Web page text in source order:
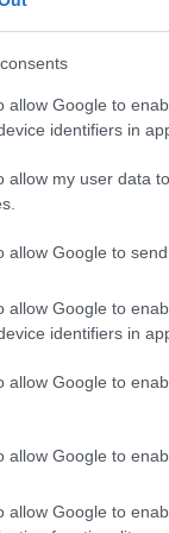
allow Google to
identifiers in
allow my user data
allow Google to
allow Google to
identifiers in
allow Google to
allow Google to
allow Google to
CÍMKÉK
advent (
art export(
DIY(303)
festés(
fonal (73)